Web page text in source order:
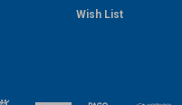
Wish List